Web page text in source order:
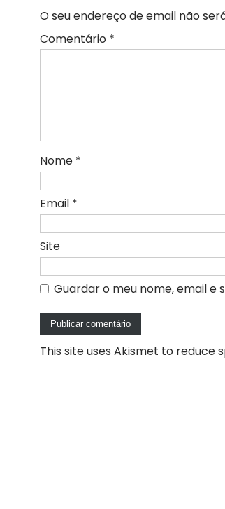
O seu endereço de email não
Comentário *
Nome *
Email *
Site
Guardar o meu nome, email e
This site uses Akismet to reduce